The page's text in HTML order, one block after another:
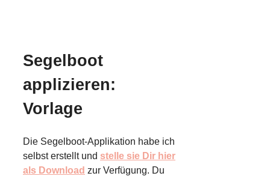
Segelboot
applizieren:
Vorlage
Die Segelboot-Applikation habe ich
selbst erstellt und stelle sie Dir hier
als Download zur Verfügung. Du